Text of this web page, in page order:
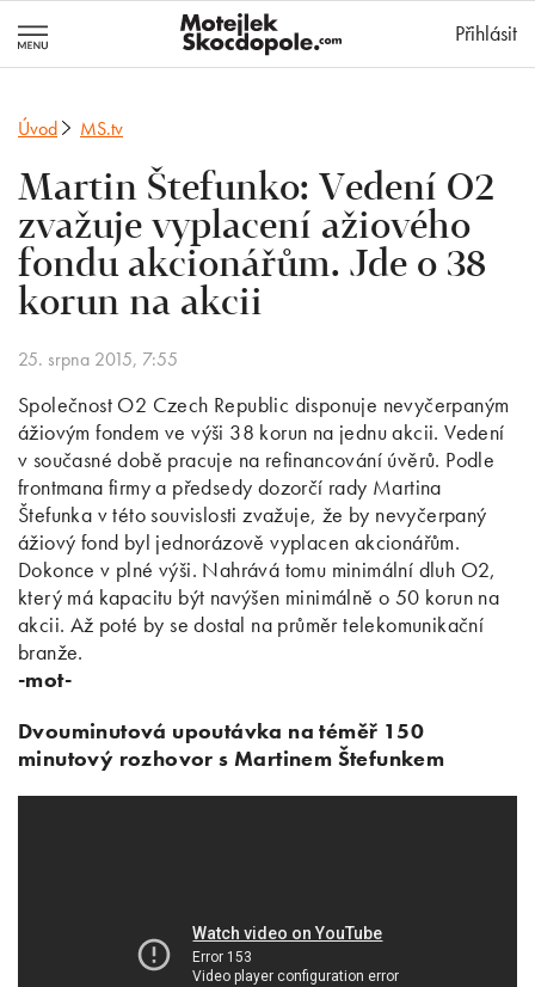
Přihlásit
Úvod MS.tv
Martin Štefunko: Vedení O2
zvažuje vyplacení ažiového
fondu akcionářům. Jde o 38
korun na akcii
25. srpna 2015, 7:55
Společnost O2 Czech Republic disponuje nevyčerpaným
ážiovým fondem ve výši 38 korun na jednu akcii. Vedení
v současné době pracuje na refinancování úvěrů. Podle
frontmana firmy a předsedy dozorčí rady Martina
Štefunka v této souvislosti zvažuje, že by nevyčerpaný
ážiový fond byl jednorázově vyplacen akcionářům.
Dokonce v plné výši. Nahrává tomu minimální dluh O2,
který má kapacitu být navýšen minimálně o 50 korun na
akcii. Až poté by se dostal na průměr telekomunikační
branže.
-mot-
Dvouminutová upoutávka na téměř 150
minutový rozhovor s Martinem Štefunkem